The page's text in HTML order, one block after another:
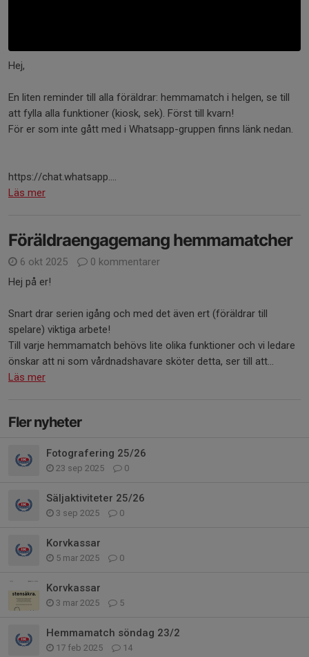
Hej,
En liten reminder till alla föräldrar: hemmamatch i helgen, se till
att fylla alla funktioner (kiosk, sek). Först till kvarn!
För er som inte gått med i Whatsapp-gruppen finns länk nedan.
https://chat.whatsapp....
Läs mer
Föräldraengagemang hemmamatcher
6 okt 2025
0 kommentarer
Hej på er!
Snart drar serien igång och med det även ert (föräldrar till
spelare) viktiga arbete!
Till varje hemmamatch behövs lite olika funktioner och vi ledare
önskar att ni som vårdnadshavare sköter detta, ser till att...
Läs mer
Fler nyheter
Fotografering 25/26
23 sep 2025 0
Säljaktiviteter 25/26
3 sep 2025 0
Korvkassar
5 mar 2025 0
Korvkassar
3 mar 2025 5
Hemmamatch söndag 23/2
17 feb 2025 14